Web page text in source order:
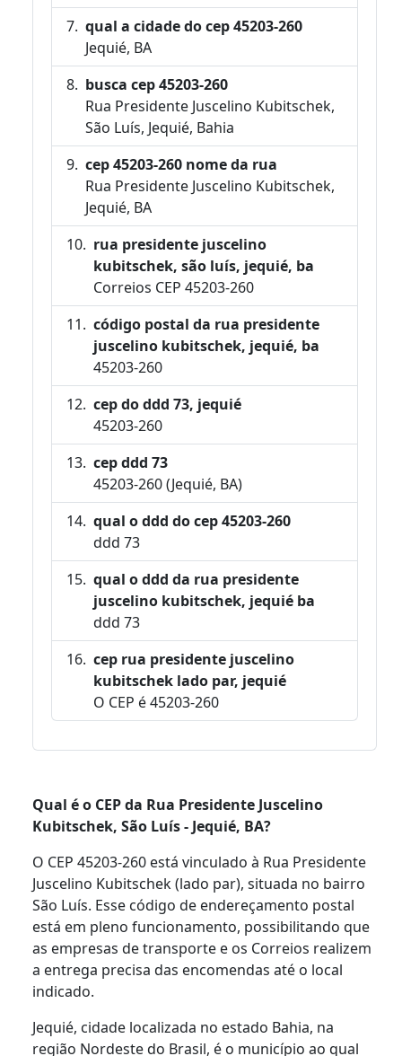
qual a cidade do cep 45203-260
Jequié, BA
busca cep 45203-260
Rua Presidente Juscelino Kubitschek,
São Luís, Jequié, Bahia
cep 45203-260 nome da rua
Rua Presidente Juscelino Kubitschek,
Jequié, BA
rua presidente juscelino
kubitschek, são luís, jequié, ba
Correios CEP 45203-260
código postal da rua presidente
juscelino kubitschek, jequié, ba
45203-260
cep do ddd 73, jequié
45203-260
cep ddd 73
45203-260 (Jequié, BA)
qual o ddd do cep 45203-260
ddd 73
qual o ddd da rua presidente
juscelino kubitschek, jequié ba
ddd 73
cep rua presidente juscelino
kubitschek lado par, jequié
O CEP é 45203-260
Qual é o CEP da Rua Presidente Juscelino
Kubitschek, São Luís - Jequié, BA?
O CEP 45203-260 está vinculado à Rua Presidente
Juscelino Kubitschek (lado par), situada no bairro
São Luís. Esse código de endereçamento postal
está em pleno funcionamento, possibilitando que
as empresas de transporte e os Correios realizem
a entrega precisa das encomendas até o local
indicado.
Jequié, cidade localizada no estado Bahia, na
região Nordeste do Brasil, é o município ao qual